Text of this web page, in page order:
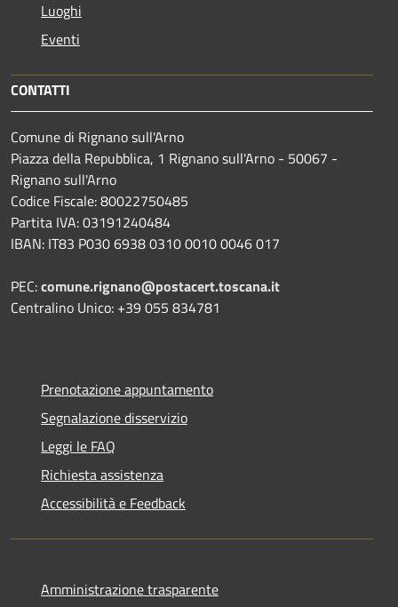
Luoghi
Eventi
CONTATTI
Comune di Rignano sull'Arno
Piazza della Repubblica, 1 Rignano sull'Arno - 50067 -
Rignano sull'Arno
Codice Fiscale: 80022750485
Partita IVA: 03191240484
IBAN: IT83 P030 6938 0310 0010 0046 017
PEC:comune.rignano@postacert.toscana.it
Centralino Unico: +39 055 834781
Prenotazione appuntamento
Segnalazione disservizio
Leggi le FAQ
Richiesta assistenza
Accessibilità e Feedback
Amministrazione trasparente